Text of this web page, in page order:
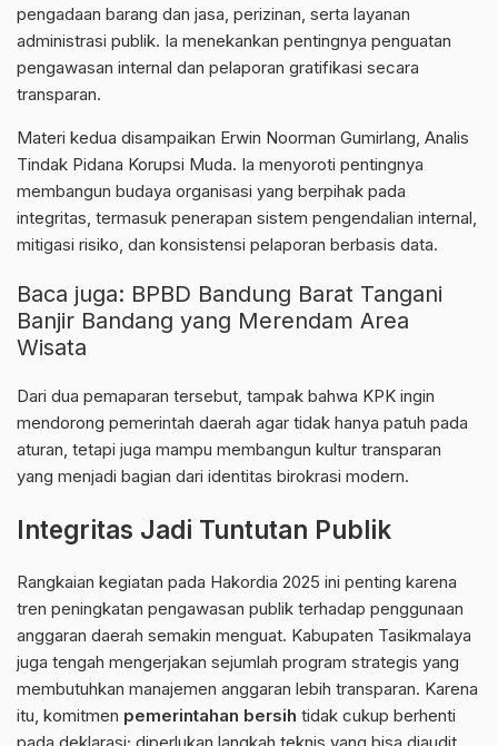
pengadaan barang dan jasa, perizinan, serta layanan
administrasi publik. Ia menekankan pentingnya penguatan
pengawasan internal dan pelaporan gratifikasi secara
transparan.
Materi kedua disampaikan Erwin Noorman Gumirlang, Analis
Tindak Pidana Korupsi Muda. Ia menyoroti pentingnya
membangun budaya organisasi yang berpihak pada
integritas, termasuk penerapan sistem pengendalian internal,
mitigasi risiko, dan konsistensi pelaporan berbasis data.
Baca juga: BPBD Bandung Barat Tangani
Banjir Bandang yang Merendam Area
Wisata
Dari dua pemaparan tersebut, tampak bahwa KPK ingin
mendorong pemerintah daerah agar tidak hanya patuh pada
aturan, tetapi juga mampu membangun kultur transparan
yang menjadi bagian dari identitas birokrasi modern.
Integritas Jadi Tuntutan Publik
Rangkaian kegiatan pada Hakordia 2025 ini penting karena
tren peningkatan pengawasan publik terhadap penggunaan
anggaran daerah semakin menguat. Kabupaten Tasikmalaya
juga tengah mengerjakan sejumlah program strategis yang
membutuhkan manajemen anggaran lebih transparan. Karena
itu, komitmen pemerintahan bersih tidak cukup berhenti